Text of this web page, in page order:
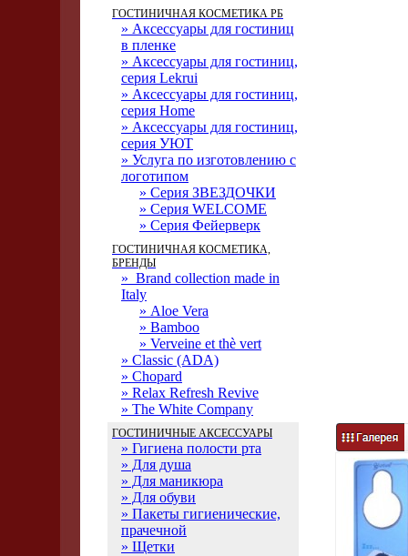
ГОСТИНИЧНАЯ КОСМЕТИКА РБ
» Аксессуары для гостиниц
в пленке
» Аксессуары для гостиниц,
серия Lekrui
» Аксессуары для гостиниц,
серия Home
» Аксессуары для гостиниц,
серия УЮТ
» Услуга по изготовлению с
логотипом
» Серия ЗВЕЗДОЧКИ
» Серия WELCOME
» Серия Фейерверк
ГОСТИНИЧНАЯ КОСМЕТИКА,
БРЕНДЫ
» Brand collection made in
Italy
» Aloe Vera
» Bamboo
» Verveine et thè vert
» Classic (ADA)
» Chopard
» Relax Refresh Revive
» The White Company
ГОСТИНИЧНЫЕ АКСЕССУАРЫ
» Гигиена полости рта
» Для душа
» Для маникюра
» Для обуви
» Пакеты гигиенические,
прачечной
» Щетки